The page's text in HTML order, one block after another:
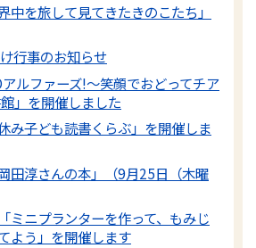
中を旅して見てきたきのこたち」
行事のお知らせ
アルファーズ!～笑顔でおどってチア
」を開催しました
み子ども読書くらぶ」を開催しま
田淳さんの本」（9月25日（木曜
ミニプランターを作って、もみじ
よう」を開催します